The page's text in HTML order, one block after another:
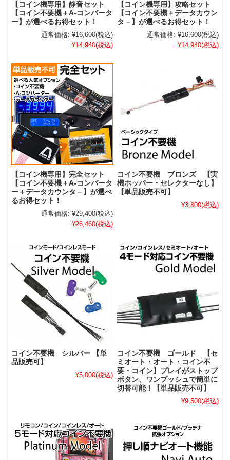
【コイン機専用】静音セット
【コイン不要機＋A-コンバータ
ー】が選べるお得セット！
通常価格: ¥16,600(税込)
¥14,940(税込)
【コイン機専用】攻略セット
【コイン不要機＋データカウン
タ－】が選べるお得セット！
通常価格: ¥16,600(税込)
¥14,940(税込)
【コイン機専用】完全セット
【コイン不要機＋A-コンバータ
ー＋データカウンタ－】が選べ
るお得セット！
通常価格: ¥29,400(税込)
¥26,460(税込)
コイン不要機 ブロンズ 【実
機ホッパー・セレクターなし】
【単品販売不可】
¥3,800(税込)
コイン不要機 シルバー 【単
品販売可】
¥5,000(税込)
コイン不要機 ゴールド 【セ
ミオート・オート・コイン不
要・コイン】プレイがストップ
ボタン、ワンプッシュで簡単に
切替可能！【単品販売不可】
¥9,500(税込)